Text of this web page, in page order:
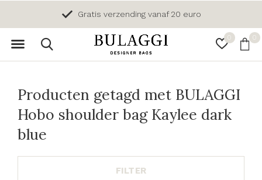
0 0
Gratis verzending vanaf 20 euro
Producten getagd met BULAGGI
Hobo shoulder bag Kaylee dark
blue
FILTER